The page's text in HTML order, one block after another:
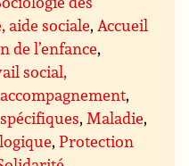
aide sociale, Accueil
de l’enfance,
social,
,
, Maladie,
,Protection